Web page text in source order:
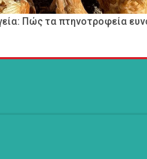
Πώς τα πτηνοτροφεία